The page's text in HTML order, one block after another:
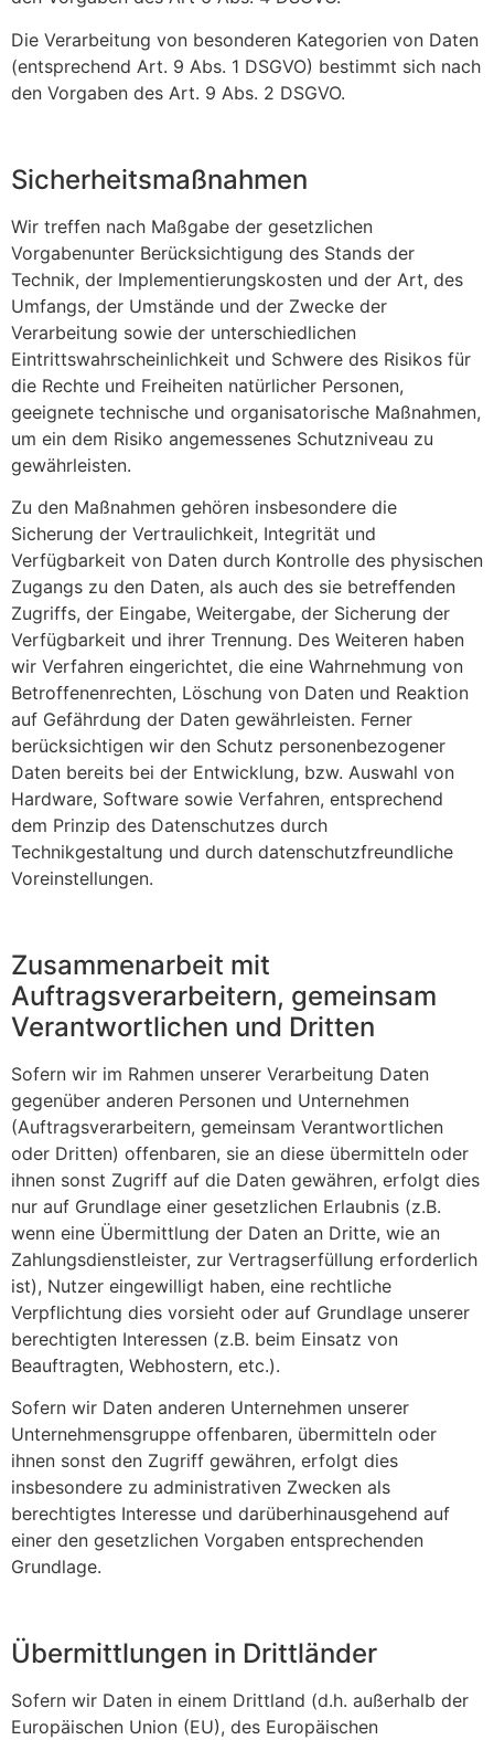
Die Verarbeitung von besonderen Kategorien von Daten
(entsprechend Art. 9 Abs. 1 DSGVO) bestimmt sich nach
den Vorgaben des Art. 9 Abs. 2 DSGVO.
Sicherheitsmaßnahmen
Wir treffen nach Maßgabe der gesetzlichen
Vorgabenunter Berücksichtigung des Stands der
Technik, der Implementierungskosten und der Art, des
Umfangs, der Umstände und der Zwecke der
Verarbeitung sowie der unterschiedlichen
Eintrittswahrscheinlichkeit und Schwere des Risikos für
die Rechte und Freiheiten natürlicher Personen,
geeignete technische und organisatorische Maßnahmen,
um ein dem Risiko angemessenes Schutzniveau zu
gewährleisten.
Zu den Maßnahmen gehören insbesondere die
Sicherung der Vertraulichkeit, Integrität und
Verfügbarkeit von Daten durch Kontrolle des physischen
Zugangs zu den Daten, als auch des sie betreffenden
Zugriffs, der Eingabe, Weitergabe, der Sicherung der
Verfügbarkeit und ihrer Trennung. Des Weiteren haben
wir Verfahren eingerichtet, die eine Wahrnehmung von
Betroffenenrechten, Löschung von Daten und Reaktion
auf Gefährdung der Daten gewährleisten. Ferner
berücksichtigen wir den Schutz personenbezogener
Daten bereits bei der Entwicklung, bzw. Auswahl von
Hardware, Software sowie Verfahren, entsprechend
dem Prinzip des Datenschutzes durch
Technikgestaltung und durch datenschutzfreundliche
Voreinstellungen.
Zusammenarbeit mit
Auftragsverarbeitern, gemeinsam
Verantwortlichen und Dritten
Sofern wir im Rahmen unserer Verarbeitung Daten
gegenüber anderen Personen und Unternehmen
(Auftragsverarbeitern, gemeinsam Verantwortlichen
oder Dritten) offenbaren, sie an diese übermitteln oder
ihnen sonst Zugriff auf die Daten gewähren, erfolgt dies
nur auf Grundlage einer gesetzlichen Erlaubnis (z.B.
wenn eine Übermittlung der Daten an Dritte, wie an
Zahlungsdienstleister, zur Vertragserfüllung erforderlich
ist), Nutzer eingewilligt haben, eine rechtliche
Verpflichtung dies vorsieht oder auf Grundlage unserer
berechtigten Interessen (z.B. beim Einsatz von
Beauftragten, Webhostern, etc.).
Sofern wir Daten anderen Unternehmen unserer
Unternehmensgruppe offenbaren, übermitteln oder
ihnen sonst den Zugriff gewähren, erfolgt dies
insbesondere zu administrativen Zwecken als
berechtigtes Interesse und darüberhinausgehend auf
einer den gesetzlichen Vorgaben entsprechenden
Grundlage.
Übermittlungen in Drittländer
Sofern wir Daten in einem Drittland (d.h. außerhalb der
Europäischen Union (EU), des Europäischen